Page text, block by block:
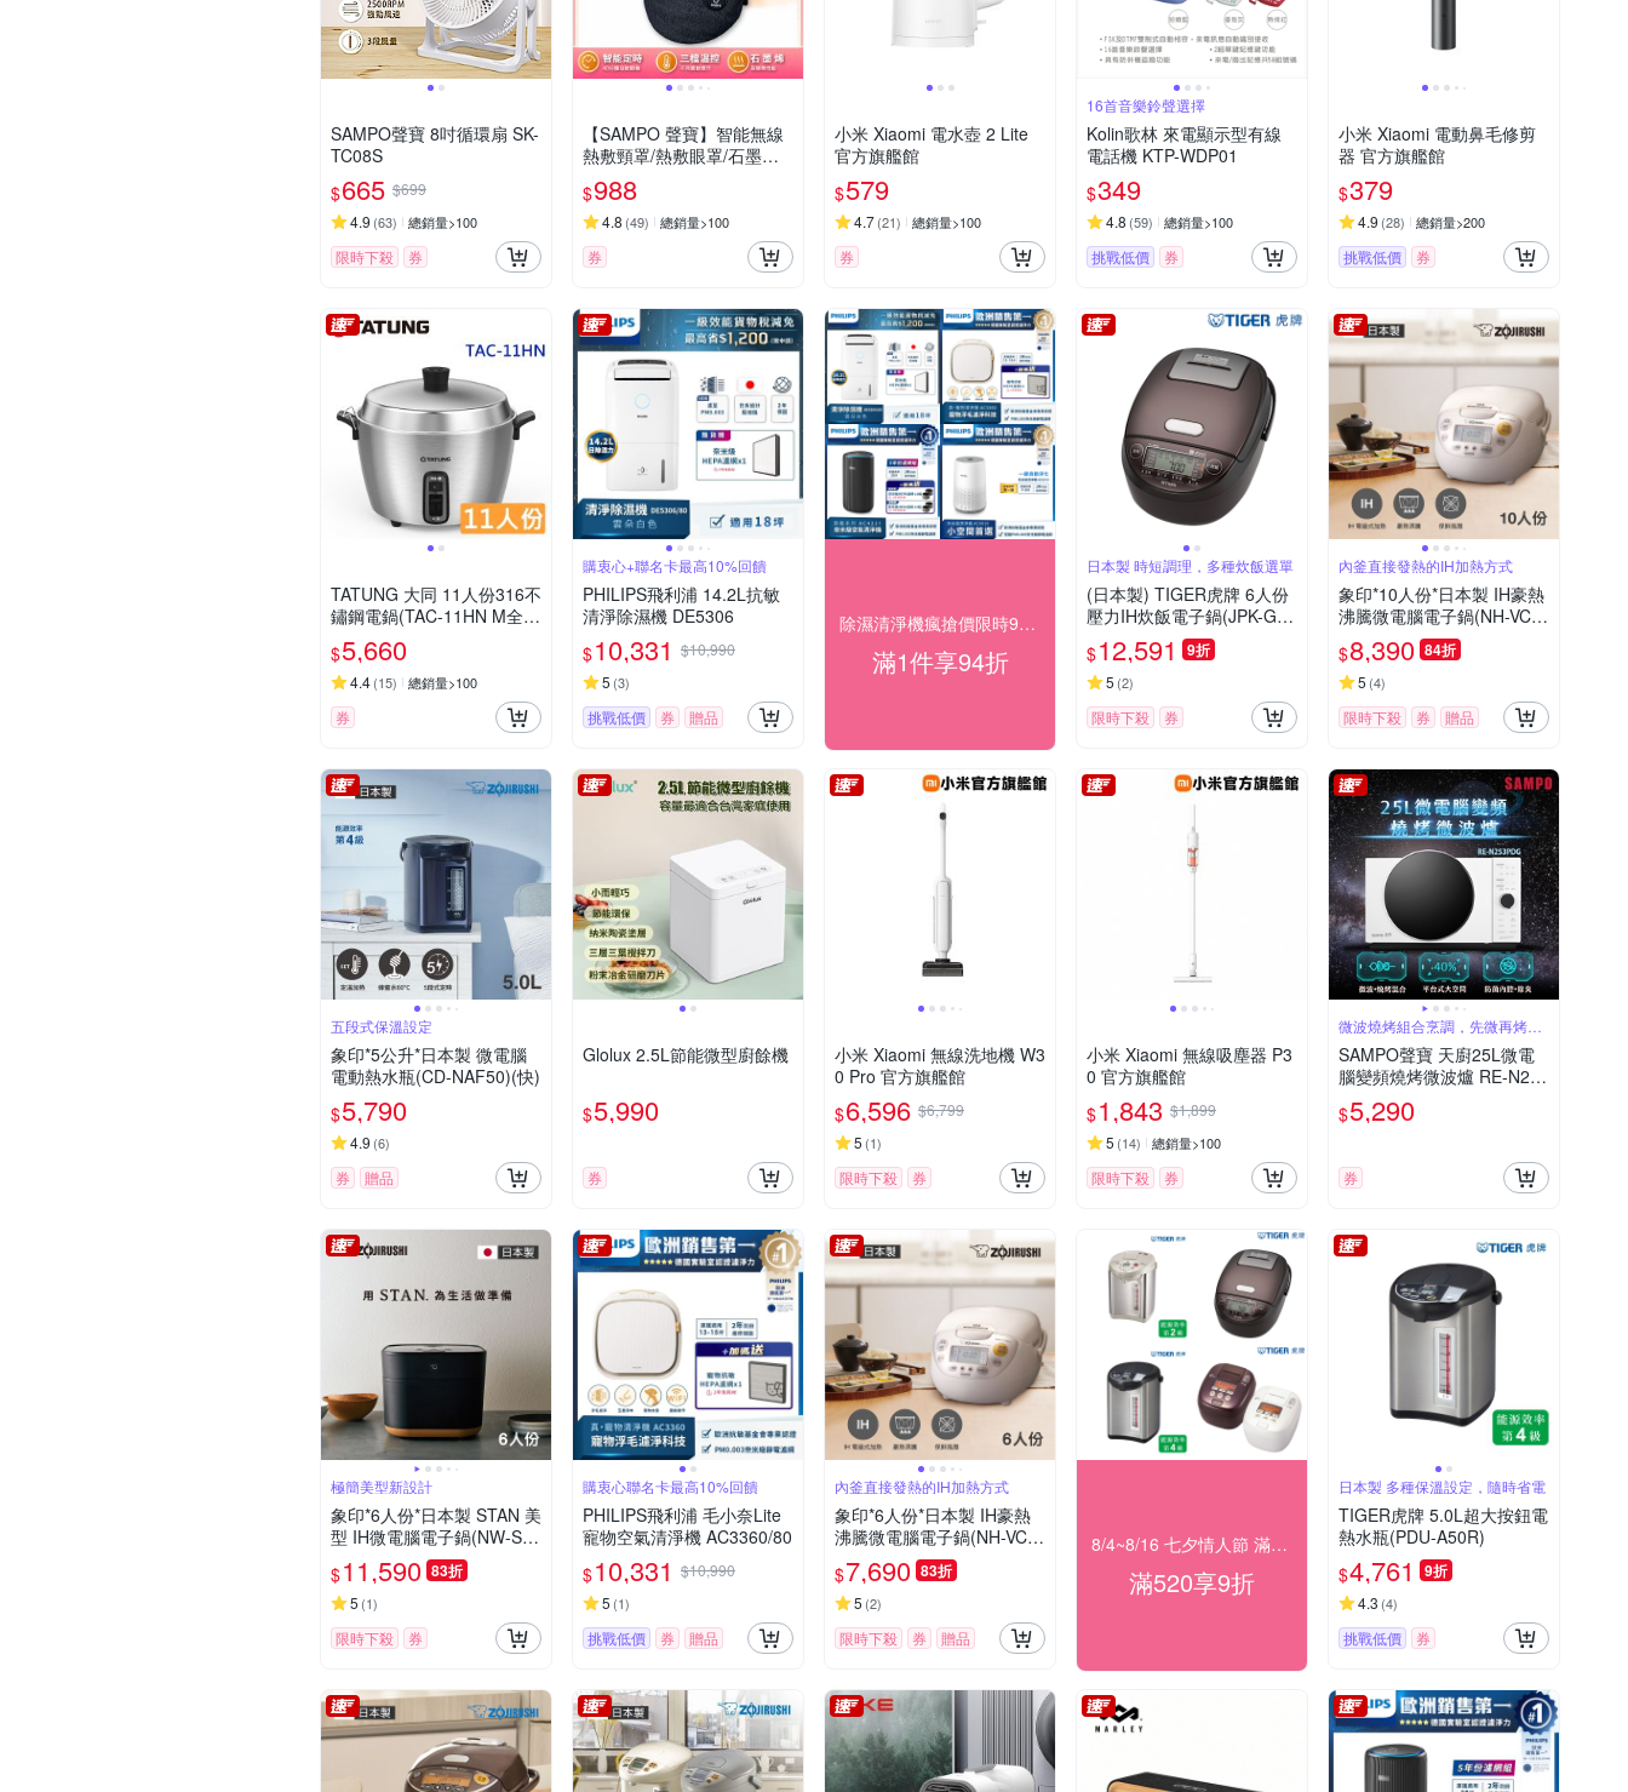
SAMPO聲寶 8吋循環扇 SK-
TC08S
$665 $699
4.9 (63) 總銷量>100
限時下殺 券
【SAMPO 聲寶】智能無線
熱敷頸罩/熱敷眼罩/石墨烯
(HQ-Z23N1L)(時時樂限定)
$988
4.8 (49) 總銷量>100
券
小米 Xiaomi 電水壺 2 Lite
官方旗艦館
$579
4.7(21) 總銷量>100
券
16首音樂鈴聲選擇
Kolin歌林 來電顯示型有線
電話機 KTP-WDP01
$349
4.8 (59) 總銷量>100
挑戰低價 券
小米 Xiaomi 電動鼻毛修剪
器 官方旗艦館
$379
4.9 (28) 總銷量>200
挑戰低價 券
TATUNG 大同 11人份316不
鏽鋼電鍋(TAC-11HN M全不
鏽鋼)
$5,660
4.4(15) 總銷量>100
券
購衷心+聯名卡最高10%回饋
PHILIPS飛利浦 14.2L抗敏
清淨除濕機 DE5306
$10,331 $10,990
5 (3)
挑戰低價 券 贈品
除濕清淨機瘋搶價限時94折
滿1件享94折
日本製 時短調理，多種炊飯選單
(日本製) TIGER虎牌 6人份
壓力IH炊飯電子鍋(JPK-G10
R)
$12,591 9折
5 (2)
限時下殺 券
內釜直接發熱的IH加熱方式
象印*10人份*日本製 IH豪熱
沸騰微電腦電子鍋(NH-VCF
18)(快)
$8,390 84折
5 (4)
限時下殺 券 贈品
五段式保溫設定
象印*5公升*日本製 微電腦
電動熱水瓶(CD-NAF50)(快)
$5,790
4.9 (6)
券 贈品
Glolux 2.5L節能微型廚餘機
$5,990
券
小米 Xiaomi 無線洗地機 W3
0 Pro 官方旗艦館
$6,596 $6,799
5 (1)
限時下殺 券
小米 Xiaomi 無線吸塵器 P3
0 官方旗艦館
$1,843 $1,899
5 (14) 總銷量>100
限時下殺 券
微波燒烤組合烹調，先微再烤一
氣呵成
SAMPO聲寶 天廚25L微電
腦變頻燒烤微波爐 RE-N253
PDG
$5,290
券
極簡美型新設計
象印*6人份*日本製 STAN 美
型 IH微電腦電子鍋(NW-SA
F10)(快)
$11,590 83折
5 (1)
限時下殺 券
購衷心聯名卡最高10%回饋
PHILIPS飛利浦 毛小奈Lite
寵物空氣清淨機 AC3360/80
$10,331 $10,990
5 (1)
挑戰低價 券 贈品
內釜直接發熱的IH加熱方式
象印*6人份*日本製 IH豪熱
沸騰微電腦電子鍋(NH-VCF
10)(快)
$7,690 83折
5 (2)
限時下殺 券 贈品
8/4~8/16 七夕情人節 滿額9折
滿520享9折
日本製 多種保溫設定，隨時省電
TIGER虎牌 5.0L超大按鈕電
熱水瓶(PDU-A50R)
$4,761 9折
4.3 (4)
挑戰低價 券